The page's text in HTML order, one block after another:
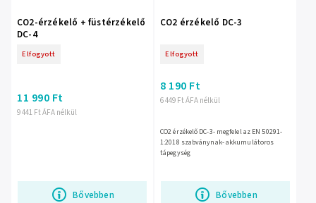
CO2-érzékelő + füstérzékelő
DC-4
Elfogyott
9 441 Ft ÁFA nélkül
11 990 Ft
Bővebben
CO2 érzékelő DC-3
Elfogyott
6 449 Ft ÁFA nélkül
8 190 Ft
Bővebben
CO2 érzékelő DC-3- megfelel az EN 50291-
1:2018 szabványnak- akkumulátoros
tápegység